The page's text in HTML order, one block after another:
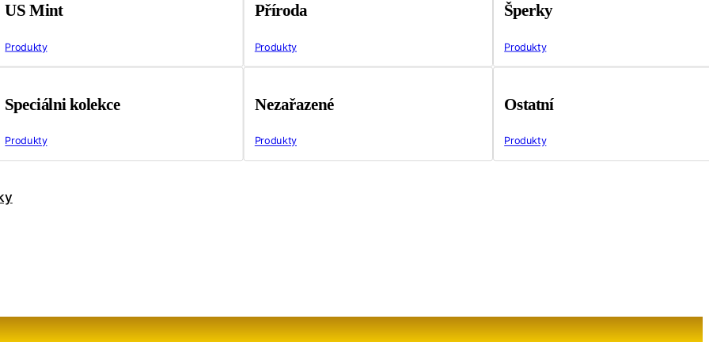
US Mint
Produkty
Příroda
Produkty
Šperky
Produkty
Speciálni kolekce
Produkty
Nezařazené
Produkty
Ostatní
Produkty